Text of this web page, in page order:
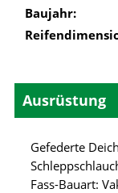
Baujahr:
Ausrüstung
Gefederte
Fass-Bauart: